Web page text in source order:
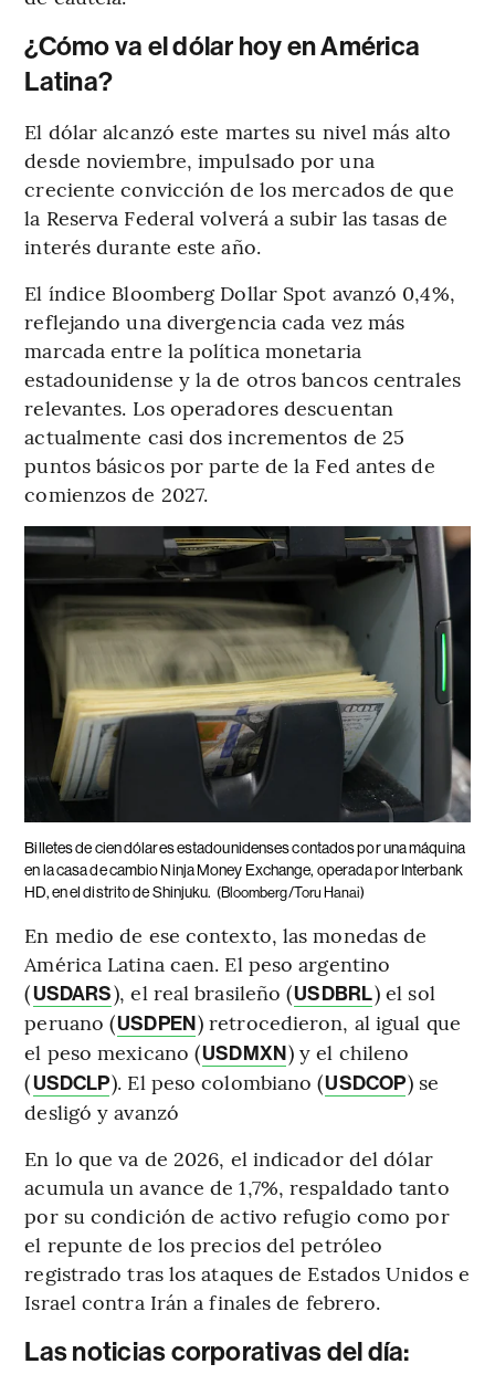
¿Cómo va el dólar hoy en América
Latina?
El dólar alcanzó este martes su nivel más alto
desde noviembre, impulsado por una
creciente convicción de los mercados de que
la Reserva Federal volverá a subir las tasas de
interés durante este año.
El índice Bloomberg Dollar Spot avanzó 0,4%,
reflejando una divergencia cada vez más
marcada entre la política monetaria
estadounidense y la de otros bancos centrales
relevantes. Los operadores descuentan
actualmente casi dos incrementos de 25
puntos básicos por parte de la Fed antes de
comienzos de 2027.
Billetes de cien dólares estadounidenses contados por una máquina
en la casa de cambio Ninja Money Exchange, operada por Interbank
HD, en el distrito de Shinjuku. (Bloomberg/Toru Hanai)
En medio de ese contexto, las monedas de
América Latina caen. El peso argentino
(USDARS), el real brasileño (USDBRL) el sol
peruano (USDPEN) retrocedieron, al igual que
el peso mexicano (USDMXN) y el chileno
(USDCLP). El peso colombiano (USDCOP) se
desligó y avanzó
En lo que va de 2026, el indicador del dólar
acumula un avance de 1,7%, respaldado tanto
por su condición de activo refugio como por
el repunte de los precios del petróleo
registrado tras los ataques de Estados Unidos e
Israel contra Irán a finales de febrero.
Las noticias corporativas del día: